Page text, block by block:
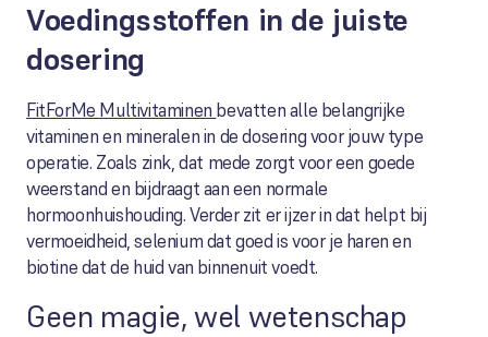
Voedingsstoffen in de juiste
dosering
FitForMe Multivitaminen bevatten alle belangrijke
vitaminen en mineralen in de dosering voor jouw type
operatie. Zoals zink, dat mede zorgt voor een goede
weerstand en bijdraagt aan een normale
hormoonhuishouding. Verder zit er ijzer in dat helpt bij
vermoeidheid, selenium dat goed is voor je haren en
biotine dat de huid van binnenuit voedt.
Geen magie, wel wetenschap